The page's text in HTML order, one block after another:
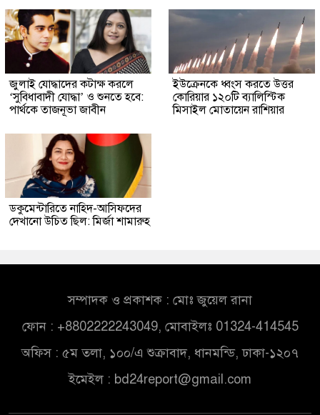
জুলাই যোদ্ধাদের কটাক্ষ করলে
‘সুবিধাবাদী যোদ্ধা’ ও শুনতে হবে:
পার্থকে তাজনূভা জাবীন
ইউক্রেনকে ধ্বংস করতে উত্তর
কোরিয়ার ১২০টি ব্যালিস্টিক
মিসাইল মোতায়েন রাশিয়ার
ডকুমেন্টারিতে নাহিদ-আসিফদের
দেখানো উচিত ছিল: মির্জা শামারুহ
সম্পাদক ও প্রকাশক : মোঃ জুয়েল রানা
ফোন : +8802222243049, মোবাইলঃ 01324-414545
অফিস : ৫ম তলা, ১০০/এ শুক্রাবাদ, ধানমন্ডি, ঢাকা-১২০৭
ইমেইল : bd24report@gmail.com